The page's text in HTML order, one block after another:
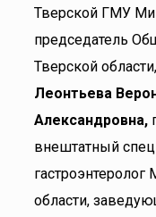
Тверской ГМУ
председатель
Тверской
Леонтьева
Александровна,
внештатный
области,